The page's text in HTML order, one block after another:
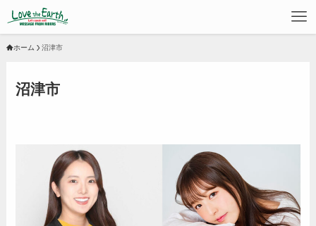
ホーム 沼津市
沼津市